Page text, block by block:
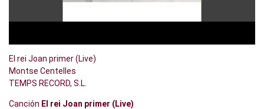
El rei Joan primer (Live)
Montse Centelles
TEMPS RECORD, S.L.
Canción El rei Joan primer (Live)